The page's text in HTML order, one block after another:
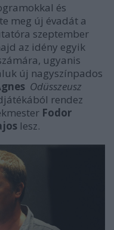
és
meg új évadát a
szeptember
az idény egyik
ugyanis
új nagyszínpados
Odüsszeusz
rendez
Fodor
lesz.